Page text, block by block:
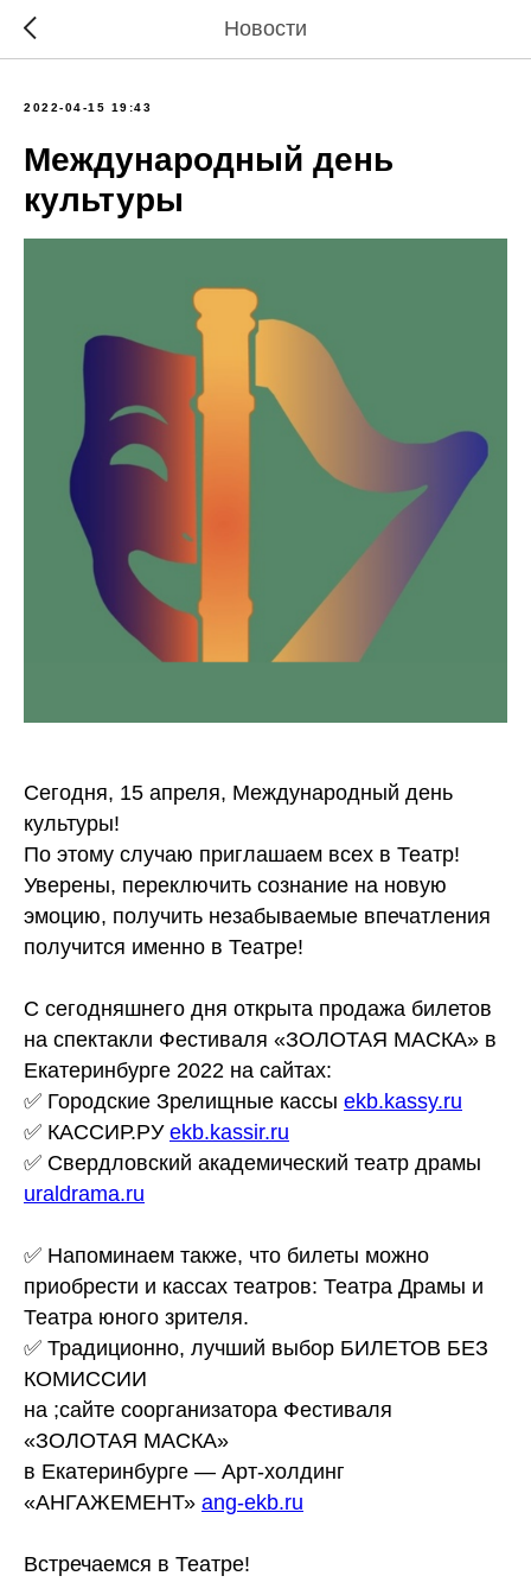
Новости
2022-04-15 19:43
Международный день
культуры
Сегодня, 15 апреля, Международный день
культуры!
По этому случаю приглашаем всех в Театр!
Уверены, переключить сознание на новую
эмоцию, получить незабываемые впечатления
получится именно в Театре!
С сегодняшнего дня открыта продажа билетов
на спектакли Фестиваля «ЗОЛОТАЯ МАСКА» в
Екатеринбурге 2022 на сайтах:
✅ Городские Зрелищные кассы ekb.kassy.ru
✅ КАССИР.РУ ekb.kassir.ru
✅ Свердловский академический театр драмы
uraldrama.ru
✅ Напоминаем также, что билеты можно
приобрести и кассах театров: Театра Драмы и
Театра юного зрителя.
✅ Традиционно, лучший выбор БИЛЕТОВ БЕЗ
КОМИССИИ
на ;сайте соорганизатора Фестиваля
«ЗОЛОТАЯ МАСКА»
в Екатеринбурге — Арт-холдинг
«АНГАЖЕМЕНТ» ang-ekb.ru
Встречаемся в Театре!